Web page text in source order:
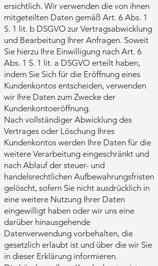
ersichtlich. Wir verwenden die von ihnen
mitgeteilten Daten gemäß Art. 6 Abs. 1
S. 1 lit. b DSGVO zur Vertragsabwicklung
und Bearbeitung Ihrer Anfragen. Soweit
Sie hierzu Ihre Einwilligung nach Art. 6
Abs. 1 S. 1 lit. a DSGVO erteilt haben,
indem Sie Sich für die Eröffnung eines
Kundenkontos entscheiden, verwenden
wir Ihre Daten zum Zwecke der
Kundenkontoeröffnung.
Nach vollständiger Abwicklung des
Vertrages oder Löschung Ihres
Kundenkontos werden Ihre Daten für die
weitere Verarbeitung eingeschränkt und
nach Ablauf der steuer- und
handelsrechtlichen Aufbewahrungsfristen
gelöscht, sofern Sie nicht ausdrücklich in
eine weitere Nutzung Ihrer Daten
eingewilligt haben oder wir uns eine
darüber hinausgehende
Datenverwendung vorbehalten, die
gesetzlich erlaubt ist und über die wir Sie
in dieser Erklärung informieren.